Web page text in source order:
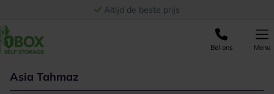
Altijd de beste prijs
Bel ons Menu
Asia Tahmaz